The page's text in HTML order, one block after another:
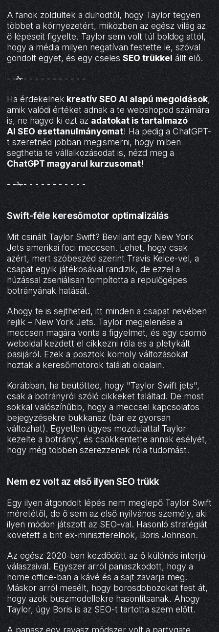
A fanok zöldültek a dühödtől, hogy Taylor tegyen
többet a környezetért, miközben az egész világ az
ő lépéseit figyelte. Taylor sem volt túl boldog attól,
hogy a média milyen negatívan festette le, szóval
gondolt egyet, és egy cselesSEO trükkel állt elő.
- -✁- - - - - - - - - - -
Ha érdekelnek kreatív SEO AI alapú megoldások,
amik valódi értéket adnak a te webshopod számára
is, ne hagyd ki ezt az adatokat is tartalmazó
AI SEO esettanulmányomat! Ha pedig a ChatGPT-
t szeretnéd jobban megismerni, hogy miben
segthetia te vállalkozásodat is, nézd meg a
ChatGPT magyarul kurzusomat!
- -✁- - - - - - - - - - -
Swift-féle keresőmotor optimalizálás
Mit csinált Taylor Swift? Bevillant egy New York
Jets amerikai foci meccsen. Lehet, hogy csak
azért, mert szóbeszéd szerint Travis Kelce-vel, a
csapat egyik játékosával randizik, de ezzel a
húzással zseniálisan tompította a repülőgépes
botrányának hatását.
Ahogy te is sejtheted, itt minden a csapat nevében
rejlik – New York Jets. Taylor megjelenése a
meccsen magára vonta a figyelmet, és egy csomó
weboldal kezdett el cikkezni róla és a pletykált
pasijáról. Ezek a posztok komoly változásokat
hoztak a keresőmotorok találati oldalain.
Korábban, ha beütötted, hogy "Taylor Swift jets",
csak a botrányról szóló cikkeket találtad. De most
sokkal valószínűbb, hogy a meccsel kapcsolatos
bejegyzésekre bukkansz (bár ez gyorsan
változhat). Egyetlen ügyes mozdulattal Taylor
kezelte a botrányt, és csökkentette annak esélyét,
hogy még többen szerezzenek róla tudomást.
Nem ez volt az első ilyen SEO trükk
Egy ilyen átgondolt lépés nem meglepő Taylor Swift
méretétől, de ő sem az első nyilvános személy, aki
ilyen módon játszott az SEO-val. Hasonló stratégiát
követett a brit ex-miniszterelnök, Boris Johnson.
Az egész 2020-ban kezdődött az ő különös interjú-
válaszaival. Egyszer arról panaszkodott, hogy a
home office-ban a kávé és a sajt zavarja meg.
Máskor arról mesélt, hogy borosdobozokat fest át,
hogy azok buszmodellekre hasonlítsanak. Ahogy
Taylor, úgy Boris is az SEO-t tartotta szem előtt.
A panasz egy ravasz módszer volt a partygate